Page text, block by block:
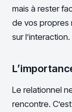
mais à rester
de vos propres
sur l’interaction.
Le relationnel
rencontre.